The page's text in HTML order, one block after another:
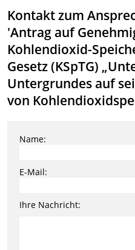
Kontakt zum
'Antrag auf
Kohlendioxid-
Gesetz (KSpTG)
Untergrundes auf
von
Name:
E-Mail:
Ihre Nachricht: